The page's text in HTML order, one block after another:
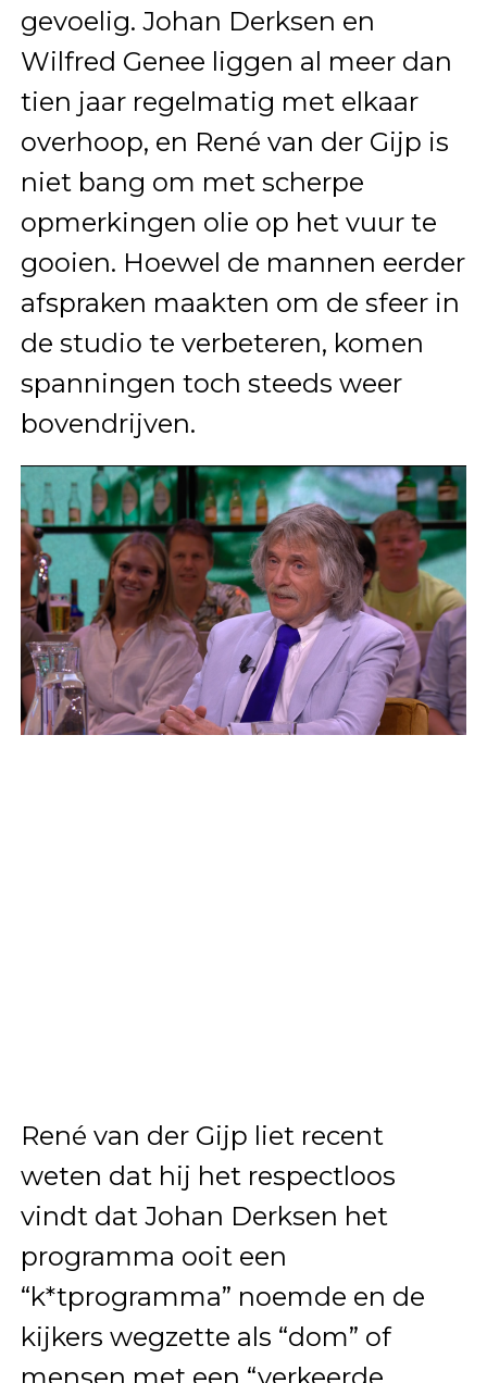
gevoelig. Johan Derksen en
Wilfred Genee liggen al meer dan
tien jaar regelmatig met elkaar
overhoop, en René van der Gijp is
niet bang om met scherpe
opmerkingen olie op het vuur te
gooien. Hoewel de mannen eerder
afspraken maakten om de sfeer in
de studio te verbeteren, komen
spanningen toch steeds weer
bovendrijven.
René van der Gijp liet recent
weten dat hij het respectloos
vindt dat Johan Derksen het
programma ooit een
“k*tprogramma” noemde en de
kijkers wegzette als “dom” of
mensen met een “verkeerde